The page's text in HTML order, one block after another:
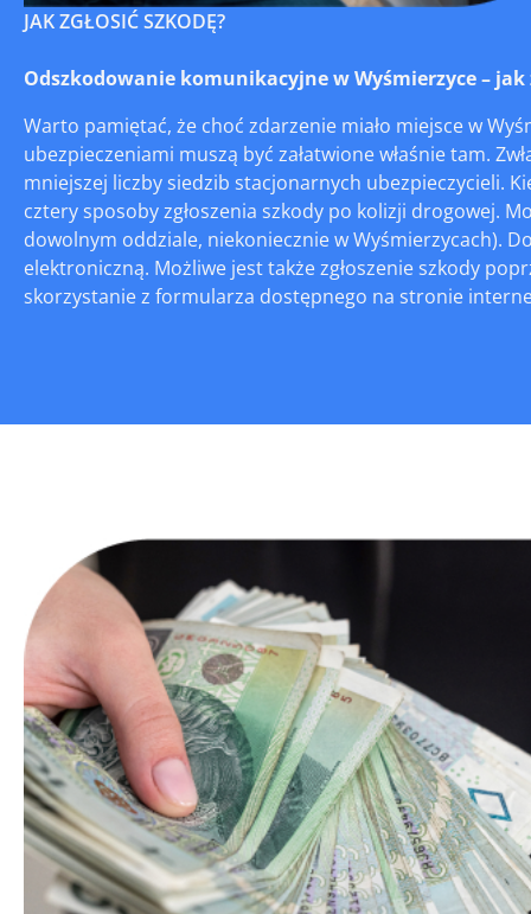
JAK ZGŁOSIĆ SZKODĘ?
Odszkodowanie komunikacyjne w Wyśmierzyce – jak
Warto pamiętać, że choć zdarzenie miało miejsce w
ubezpieczeniami muszą być załatwione właśnie tam.
mniejszej liczby siedzib stacjonarnych ubezpieczycieli.
cztery sposoby zgłoszenia szkody po kolizji drogowej.
dowolnym oddziale, niekoniecznie w Wyśmierzycach).
elektroniczną. Możliwe jest także zgłoszenie szkody
skorzystanie z formularza dostępnego na stronie